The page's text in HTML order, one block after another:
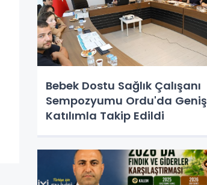
Bebek Dostu Sağlık Çalışanı
Sempozyumu Ordu'da Geniş
Katılımla Takip Edildi